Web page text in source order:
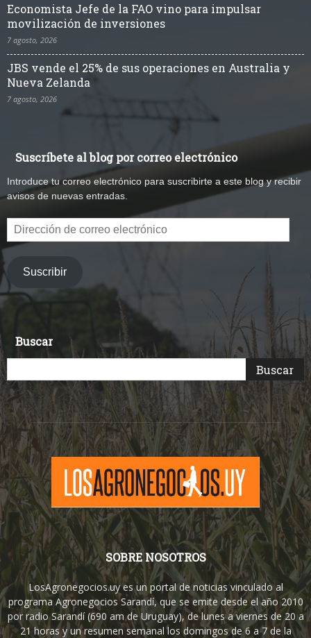
Economista Jefe de la FAO vino para impulsar
movilización de inversiones
7 agosto, 2026
JBS vende el 25% de sus operaciones en Australia y
Nueva Zelanda
7 agosto, 2026
Suscríbete al blog por correo electrónico
Introduce tu correo electrónico para suscribirte a este blog y recibir
avisos de nuevas entradas.
Dirección
de
electrónico
Suscribir
Buscar
SOBRE NOSOTROS
LosAgronegocios.uy es un portal de noticias vinculado al
programa Agronegocios Sarandí, que se emite desde el año 2010
por radio Sarandí (690 am de Uruguay), de lunes a viernes de 20 a
21 horas y un resumen semanal los domingos de 6 a 7 de la